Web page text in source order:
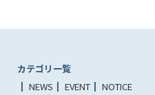
カテゴリ一覧
NEWS
EVENT NOTICE